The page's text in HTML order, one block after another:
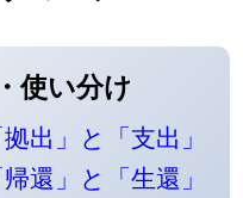
使い分け
拠出」と「支出」
帰還」と「生還」